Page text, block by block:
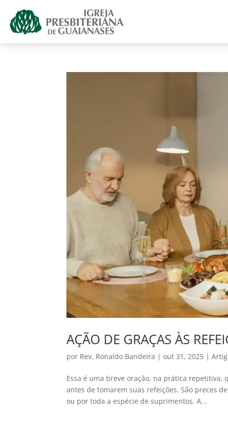
AÇÃO DE GRAÇAS ÀS
por Rev. Ronaldo Bandeira |out 31, 2025 |
Essa é uma breve oração, na prática
antes de tomarem suas refeições. São preces
ou por toda a espécie de suprimentos. A...